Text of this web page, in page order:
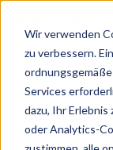
Wir verwenden
zu verbessern.
Services
dazu, Ihr Erlebnis
oder Analytics-